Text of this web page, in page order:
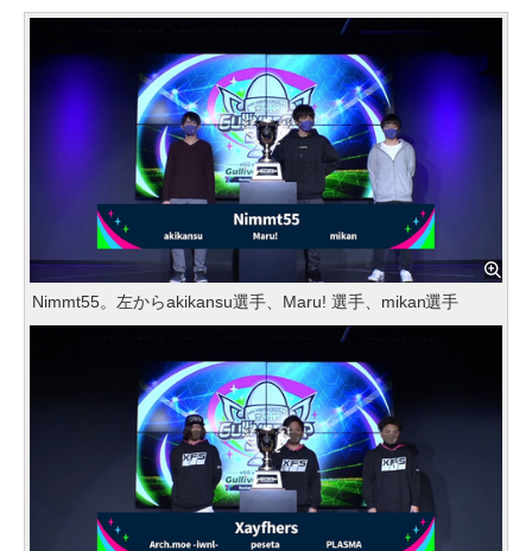
Nimmt55。左からakikansu選手、Maru! 選手、mikan選手